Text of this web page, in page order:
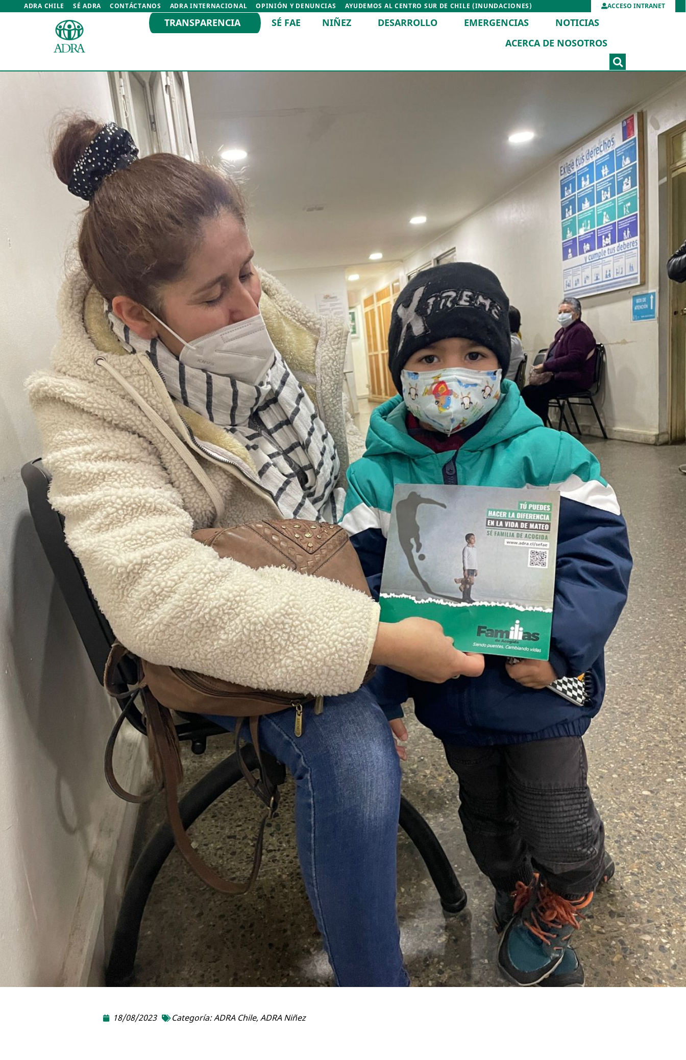
ADRA CHILE SÉ ADRA CONTÁCTANOS ADRA INTERNACIONAL OPINIÓN Y DENUNCIAS AYUDEMOS AL CENTRO SUR DE CHILE (INUNDACIONES) ACCESO INTRANET
TRANSPARENCIA SÉ FAE NIÑEZ DESARROLLO EMERGENCIAS
NOTICIAS
ACERCA DE NOSOTROS
18/08/2023 Categoría:ADRA Chile,ADRA Niñez